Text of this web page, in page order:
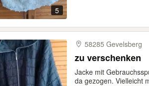
5
58285 Gevelsberg
zu verschenken
Jacke mit
da gezogen. Vielleicht